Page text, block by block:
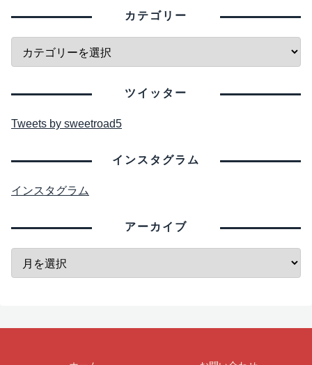
カテゴリー
ツイッター
Tweets by sweetroad5
インスタグラム
インスタグラム
アーカイブ